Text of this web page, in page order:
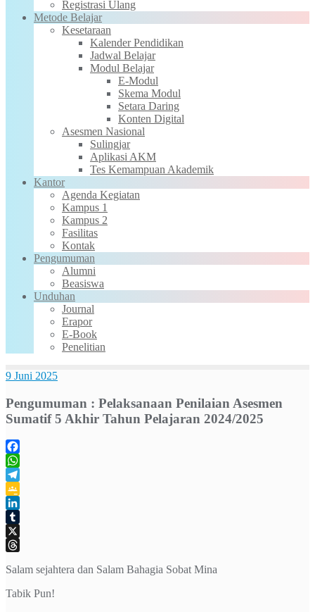
Registrasi Ulang
Metode Belajar
Kesetaraan
Kalender Pendidikan
Jadwal Belajar
Modul Belajar
E-Modul
Skema Modul
Setara Daring
Konten Digital
Asesmen Nasional
Sulingjar
Aplikasi AKM
Tes Kemampuan Akademik
Kantor
Agenda Kegiatan
Kampus 1
Kampus 2
Fasilitas
Kontak
Pengumuman
Alumni
Beasiswa
Unduhan
Journal
Erapor
E-Book
Penelitian
9 Juni 2025
Pengumuman : Pelaksanaan Penilaian Asesmen
Sumatif 5 Akhir Tahun Pelajaran 2024/2025
Facebook
WhatsApp
Telegram
Google
Classroom
LinkedIn
Tumblr
X
Salam sejahtera dan Salam Bahagia Sobat Mina
Tabik Pun!